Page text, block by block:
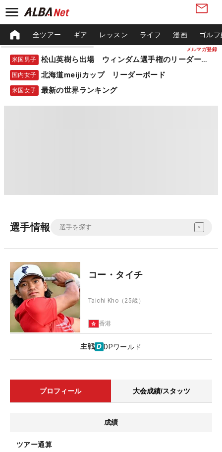
メルマガ登録
全ツアー ギア レッスン ライフ 漫画 ゴル
米国男子 松山英樹ら出場 ウィンダム選手権のリーダーボード
国内女子 北海道meijiカップ リーダーボード
米国女子 最新の世界ランキング
選手情報
コー・タイチ
Taichi Kho （25歳）
香港
主戦 DPワールド
プロフィール 大会成績/スタッツ
成績
ツアー通算